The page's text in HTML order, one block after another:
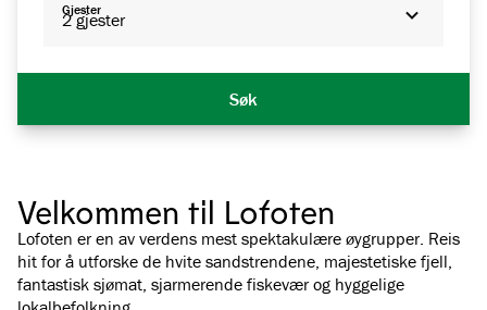
Gjester
2 gjester
Søk
Velkommen til Lofoten
Lofoten er en av verdens mest spektakulære øygrupper. Reis
hit for å utforske de hvite sandstrendene, majestetiske fjell,
fantastisk sjømat, sjarmerende fiskevær og hyggelige